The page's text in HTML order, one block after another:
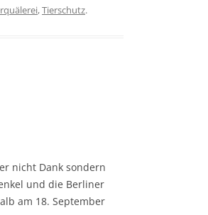
,Tierschutz.
nicht Dank sondern
und die Berliner
am 18. September